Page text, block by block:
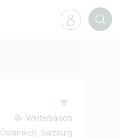
Wintersaison
Österreich, Salzburg